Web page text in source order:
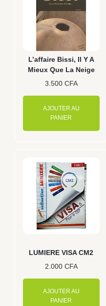
L’affaire Bissi, Il Y A
Mieux Que La Neige
3.500 CFA
AJOUTER AU
PANIER
LUMIERE VISA CM2
2.000 CFA
AJOUTER AU
PANIER